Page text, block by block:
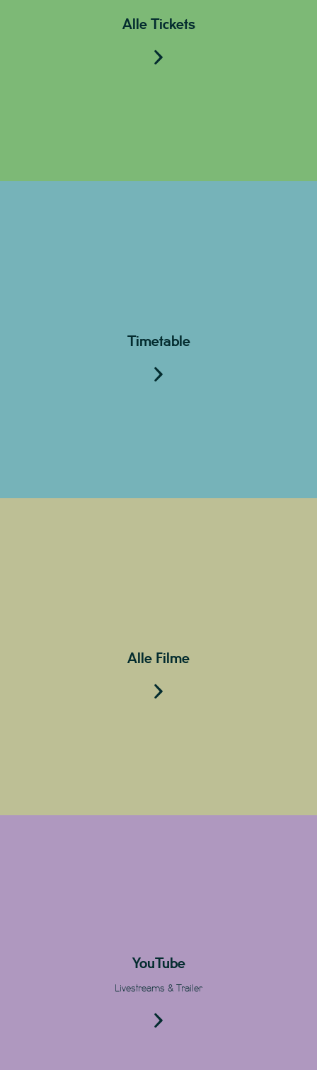
Alle Tickets
Timetable
Alle Filme
YouTube
Livestreams & Trailer